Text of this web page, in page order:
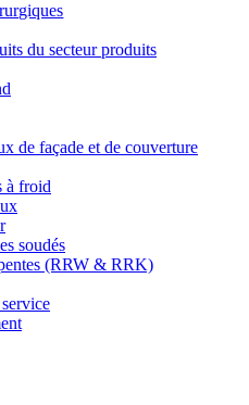
du secteur produits
de façade et de couverture
à froid
soudés
(RRW & RRK)